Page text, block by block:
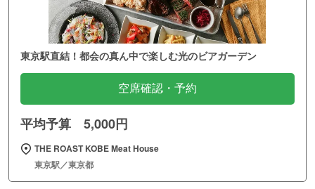
東京駅直結！都会の真ん中で楽しむ光のビアガーデン
空席確認・予約
平均予算 5,000円
THE ROAST KOBE Meat House
東京駅／東京都